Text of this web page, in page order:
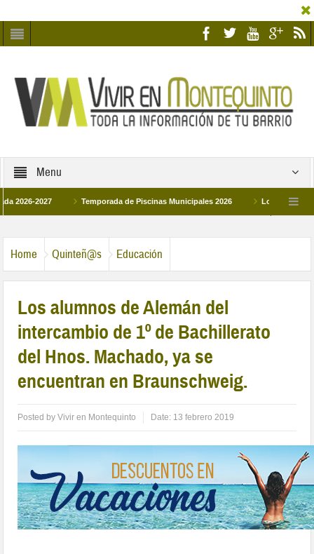
Menu
2027 Temporada de Piscinas Municipales 2026 Los Campus de
Home Quinteñ@s Educación
Los alumnos de Alemán del
intercambio de 1º de Bachillerato
del Hnos. Machado, ya se
encuentran en Braunschweig.
Posted byVivir en Montequinto Date: 13 febrero 2019